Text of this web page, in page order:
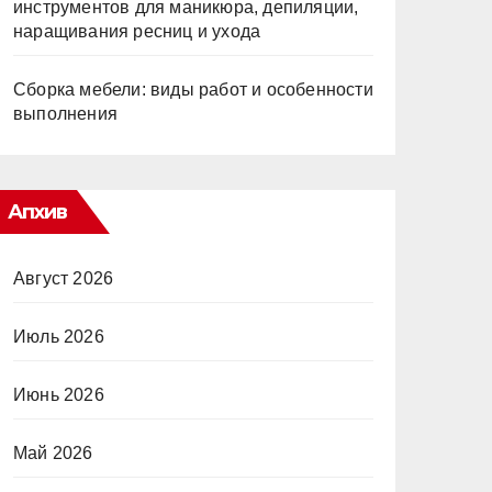
инструментов для маникюра, депиляции,
наращивания ресниц и ухода
Сборка мебели: виды работ и особенности
выполнения
Апхив
Август 2026
Июль 2026
Июнь 2026
Май 2026